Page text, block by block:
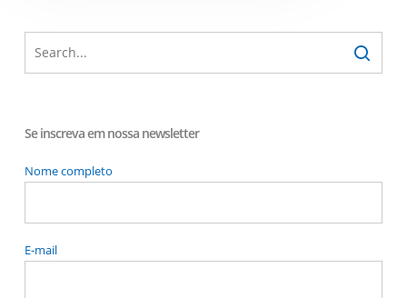
Se inscreva em nossa newsletter
Nome completo
E-mail